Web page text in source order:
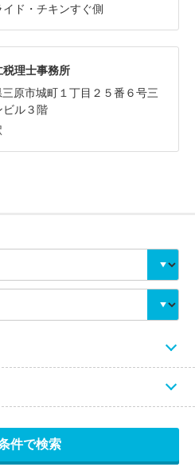
イド・チキンすぐ側
税理士事務所
三原市城町１丁目２５番６号三
ビル３階